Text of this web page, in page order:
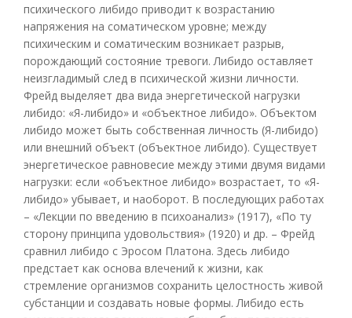
психического либидо приводит к возрастанию
напряжения на соматическом уровне; между
психическим и соматическим возникает разрыв,
порождающий состояние тревоги. Либидо оставляет
неизгладимый след в психической жизни личности.
Фрейд выделяет два вида энергетической нагрузки
либидо: «Я-либидо» и «объектное либидо». Объектом
либидо может быть собственная личность (Я-либидо)
или внешний объект (объектное либидо). Существует
энергетическое равновесие между этими двумя видами
нагрузки: если «объектное либидо» возрастает, то «Я-
либидо» убывает, и наоборот. В последующих работах
– «Лекции по введению в психоанализ» (1917), «По ту
сторону принципа удовольствия» (1920) и др. – Фрейд
сравнил либидо с Эросом Платона. Здесь либидо
предстает как основа влечений к жизни, как
стремление организмов сохранить целостность живой
субстанции и создавать новые формы. Либидо есть